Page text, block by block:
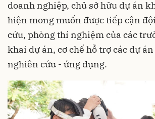
doanh nghiệp, chủ sở hữu dự án
hiện mong muốn được tiếp cận
cứu, phòng thí nghiệm của các
khai dự án, cơ chế hỗ trợ các dự
nghiên cứu - ứng dụng.